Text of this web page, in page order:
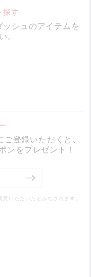
探す
シュのアイテムを
。
登録いただくと 、
ンをプレゼント！
いただいたとみなされます。